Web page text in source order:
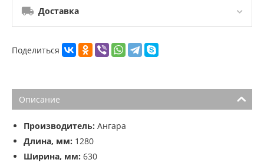
Доставка
Поделиться
Описание
Производитель: Ангара
Длина, мм: 1280
Ширина, мм: 630